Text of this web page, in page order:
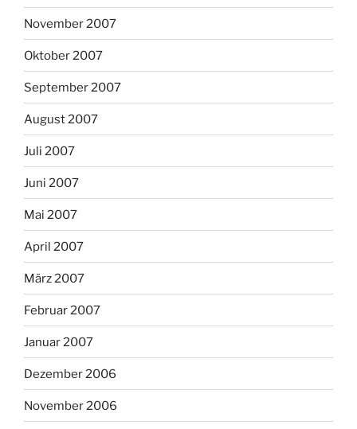
November 2007
Oktober 2007
September 2007
August 2007
Juli 2007
Juni 2007
Mai 2007
April 2007
März 2007
Februar 2007
Januar 2007
Dezember 2006
November 2006